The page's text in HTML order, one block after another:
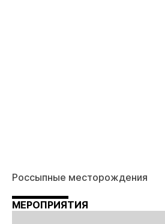
Россыпные месторождения
МЕРОПРИЯТИЯ